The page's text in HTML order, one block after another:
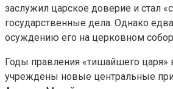
заслужил царское доверие и стал
государственные дела. Однако
осуждению его на церковном
Годы правления «тишайшего
учреждены новые центральные